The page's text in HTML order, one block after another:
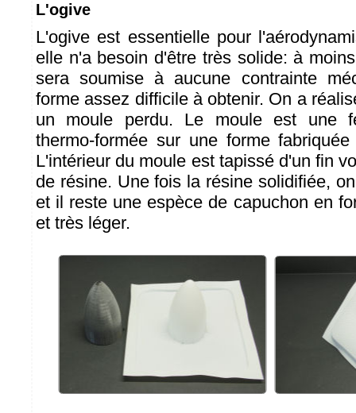
L'ogive
L'ogive est essentielle pour
elle n'a besoin d'être très solide: à
sera soumise à aucune contrainte
forme assez difficile à obtenir. On a
un moule perdu. Le moule est une
thermo-formée sur une forme
L'intérieur du moule est tapissé d'un fin
de résine. Une fois la résine solidifiée,
et il reste une espèce de capuchon en
et très léger.